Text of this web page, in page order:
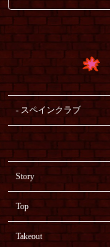
スペインクラブ
Story
Top
Takeout